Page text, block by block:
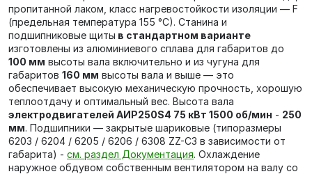
пропитанной лаком, класс нагревостойкости изоляции — F
(предельная температура 155 °C). Станина и
подшипниковые щиты в стандартном варианте
изготовлены из алюминиевого сплава для габаритов до
100 мм высоты вала включительно и из чугуна для
габаритов 160 мм высоты вала и выше — это
обеспечивает высокую механическую прочность, хорошую
теплоотдачу и оптимальный вес. Высота вала
электродвигателей АИР250S4 75 кВт 1500 об/мин - 250
мм. Подшипники — закрытые шариковые (типоразмеры
6203 / 6204 / 6205 / 6206 / 6308 ZZ-C3 в зависимости от
габарита) - см. раздел Документация. Охлаждение
наружное обдувом собственным вентилятором на валу со